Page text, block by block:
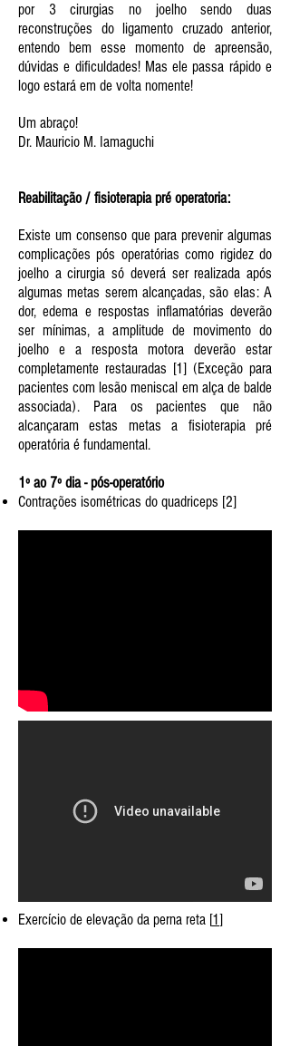
por 3 cirurgias no joelho sendo duas
reconstruções do ligamento cruzado anterior,
entendo bem esse momento de apreensão,
dúvidas e dificuldades! Mas ele passa rápido e
logo estará em de volta nomente!
Um abraço!
Dr. Mauricio M. Iamaguchi
Reabilitação / fisioterapia pré operatoria:
Existe um consenso que para prevenir algumas
complicações pós operatórias como rigidez do
joelho a cirurgia só deverá ser realizada após
algumas metas serem alcançadas, são elas: A
dor, edema e respostas inflamatórias deverão
ser mínimas, a amplitude de movimento do
joelho e a resposta motora deverão estar
completamente restauradas [1] (Exceção para
pacientes com lesão meniscal em alça de balde
associada). Para os pacientes que não
alcançaram estas metas a fisioterapia pré
operatória é fundamental.
1º ao 7º dia - pós-operatório
Contrações isométricas do quadriceps [2]
Exercício de elevação da perna reta [1]